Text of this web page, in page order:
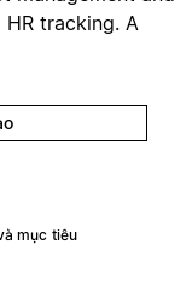
tracking. A
mục tiêu